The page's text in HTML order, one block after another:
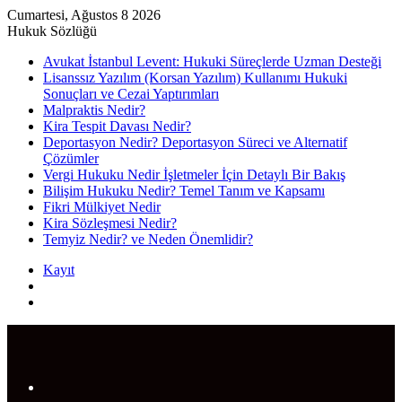
Cumartesi, Ağustos 8 2026
Hukuk Sözlüğü
Avukat İstanbul Levent: Hukuki Süreçlerde Uzman Desteği
Lisanssız Yazılım (Korsan Yazılım) Kullanımı Hukuki
Sonuçları ve Cezai Yaptırımları
Malpraktis Nedir?
Kira Tespit Davası Nedir?
Deportasyon Nedir? Deportasyon Süreci ve Alternatif
Çözümler
Vergi Hukuku Nedir İşletmeler İçin Detaylı Bir Bakış
Bilişim Hukuku Nedir? Temel Tanım ve Kapsamı
Fikri Mülkiyet Nedir
Kira Sözleşmesi Nedir?
Temyiz Nedir? ve Neden Önemlidir?
Kayıt